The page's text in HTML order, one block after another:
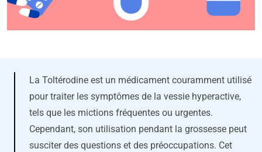
La Toltérodine est un médicament couramment utilisé
pour traiter les symptômes de la vessie hyperactive,
tels que les mictions fréquentes ou urgentes.
Cependant, son utilisation pendant la grossesse peut
susciter des questions et des préoccupations. Cet